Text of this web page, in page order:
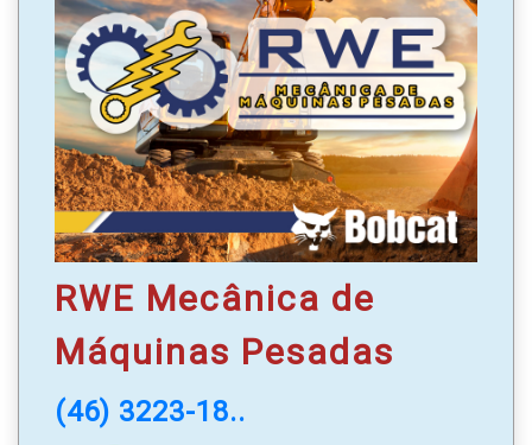
RWE Mecânica de
Máquinas Pesadas
(46) 3223-18..